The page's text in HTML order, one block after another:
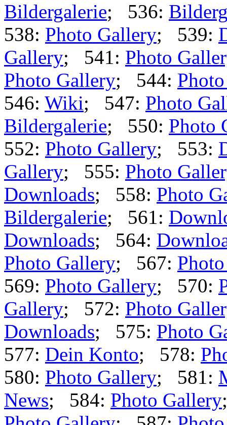
Bildergalerie; 536:
538: Photo Gallery; 539:
Gallery; 541: Photo
Photo Gallery; 544:
546: Wiki; 547: Photo
Bildergalerie; 550: Photo
552: Photo Gallery; 553:
Gallery; 555: Photo
Downloads; 558: Photo
Bildergalerie; 561:
Downloads; 564:
Photo Gallery; 567:
569: Photo Gallery; 570:
Gallery; 572: Photo
Downloads; 575: Photo
577: Dein Konto; 578:
580: Photo Gallery; 581:
News; 584: Photo Gallery